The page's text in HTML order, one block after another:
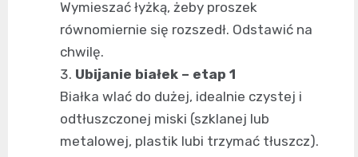
Wymieszać łyżką, żeby proszek
równomiernie się rozszedł. Odstawić na
chwilę.
Ubijanie białek – etap 1
Białka wlać do dużej, idealnie czystej i
odtłuszczonej miski (szklanej lub
metalowej, plastik lubi trzymać tłuszcz).